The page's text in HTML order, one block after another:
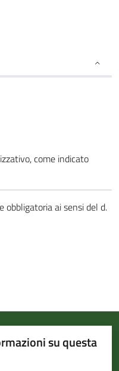
come indicato
obbligatoria ai sensi del d.
su questa